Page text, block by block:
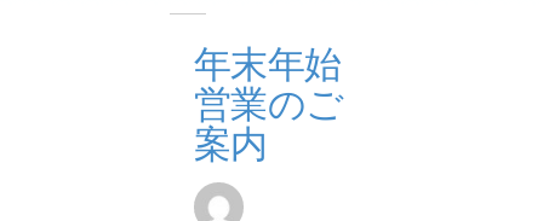
年末年始
営業のご
案内